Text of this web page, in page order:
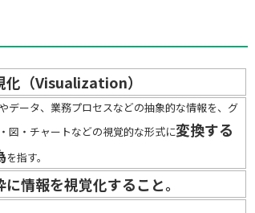
化（Visualization）
データ、業務プロセスなどの抽象的な情報を、グ
図・チャートなどの視覚的な形式に変換する
を指す。
に情報を視覚化すること。